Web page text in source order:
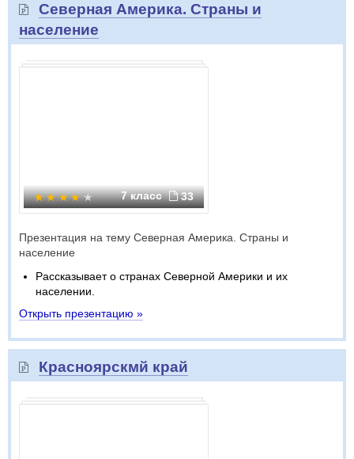
Северная Америка. Страны и
население
7 класс 33
Презентация на тему Северная Америка. Страны и
население
Рассказывает о странах Северной Америки и их
населении.
Открыть презентацию »
Красноярскмй край